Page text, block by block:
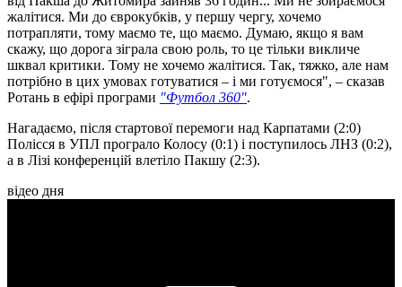
жалітися. Ми до єврокубків, у першу чергу, хочемо
потрапляти, тому маємо те, що маємо. Думаю, якщо я вам
скажу, що дорога зіграла свою роль, то це тільки викличе
шквал критики. Тому не хочемо жалітися. Так, тяжко, але нам
потрібно в цих умовах готуватися – і ми готуємося", – сказав
Ротань в ефірі програми "Футбол 360".
Нагадаємо, після стартової перемоги над Карпатами (2:0)
Полісся в УПЛ програло Колосу (0:1) і поступилось ЛНЗ (0:2),
а в Лізі конференцій влетіло Пакшу (2:3).
відео дня